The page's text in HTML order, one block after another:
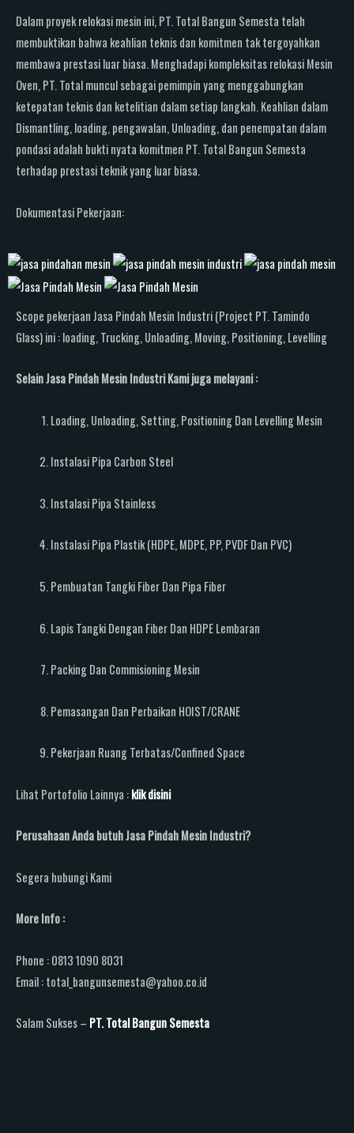
Dalam proyek relokasi mesin ini, PT. Total Bangun Semesta telah
membuktikan bahwa keahlian teknis dan komitmen tak tergoyahkan
membawa prestasi luar biasa. Menghadapi kompleksitas relokasi Mesin
Oven, PT. Total muncul sebagai pemimpin yang menggabungkan
ketepatan teknis dan ketelitian dalam setiap langkah. Keahlian dalam
Dismantling, loading, pengawalan, Unloading, dan penempatan dalam
pondasi adalah bukti nyata komitmen PT. Total Bangun Semesta
terhadap prestasi teknik yang luar biasa.
Dokumentasi Pekerjaan:
Scope pekerjaan Jasa Pindah Mesin Industri (Project PT. Tamindo
Glass) ini : loading, Trucking, Unloading, Moving, Positioning, Levelling
Selain Jasa Pindah Mesin Industri Kami juga melayani :
Loading, Unloading, Setting, Positioning Dan Levelling Mesin
Instalasi Pipa Carbon Steel
Instalasi Pipa Stainless
Instalasi Pipa Plastik (HDPE, MDPE, PP, PVDF Dan PVC)
Pembuatan Tangki Fiber Dan Pipa Fiber
Lapis Tangki Dengan Fiber Dan HDPE Lembaran
Packing Dan Commisioning Mesin
Pemasangan Dan Perbaikan HOIST/CRANE
Pekerjaan Ruang Terbatas/Confined Space
Lihat Portofolio Lainnya :klik disini
Perusahaan Anda butuh Jasa Pindah Mesin Industri?
Segera hubungi Kami
More Info :
Phone : 0813 1090 8031
Email : total_bangunsemesta@yahoo.co.id
Salam Sukses – PT. Total Bangun Semesta